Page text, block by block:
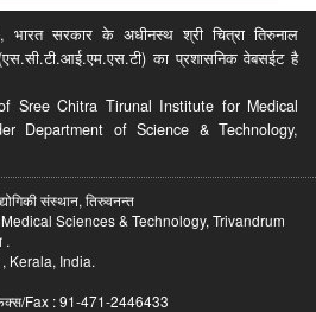
भारत सरकार के अधीनस्थ श्री चित्रा तिरुनाल
का प्रशासनिक वेबसईट है
Sree Chitra Tirunal Institute for Medical
Department of Science & Technology,
संस्थान, तिरुवनन्त
Sciences & Technology, Trivandrum
.
Kerala, India.
Fax : 91-471-2446433